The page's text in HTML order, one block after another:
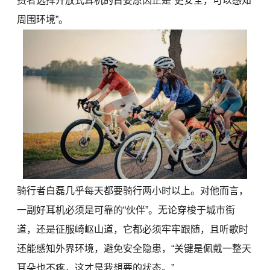
周围环境”。
骑行者白磊几乎每天都要骑行两小时以上。对他而言，
一副好耳机必须是可靠的“伙伴”。无论穿梭于城市街
道，还是征服崎岖山道，它都必须牢牢跟随，且听歌时
还能感知外界环境，避免安全隐患，“关键是佩戴一整天
耳朵也不疼，这才是我想要的状态。”